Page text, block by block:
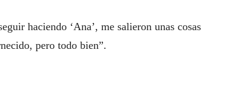
haciendo ‘Ana’, me salieron unas cosas
pero todo bien”.